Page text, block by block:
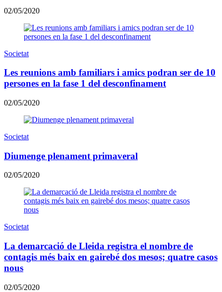
02/05/2020
Societat
Les reunions amb familiars i amics podran ser de 10
persones en la fase 1 del desconfinament
02/05/2020
Societat
Diumenge plenament primaveral
02/05/2020
Societat
La demarcació de Lleida registra el nombre de
contagis més baix en gairebé dos mesos; quatre casos
nous
02/05/2020